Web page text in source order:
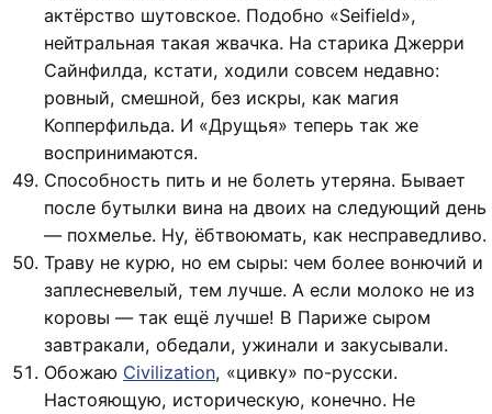
актёрство шутовское. Подобно «Seifield»,
нейтральная такая жвачка. На старика Джерри
Сайнфилда, кстати, ходили совсем недавно:
ровный, смешной, без искры, как магия
Копперфильда. И «Друщья» теперь так же
воспринимаются.
Способность пить и не болеть утеряна. Бывает
после бутылки вина на двоих на следующий день
— похмелье. Ну, ёбтвоюмать, как несправедливо.
Траву не курю, но ем сыры: чем более вонючий и
заплесневелый, тем лучше. А если молоко не из
коровы — так ещё лучше! В Париже сыром
завтракали, обедали, ужинали и закусывали.
Обожаю Civilization, «цивку» по-русски.
Настояющую, историческую, конечно. Не